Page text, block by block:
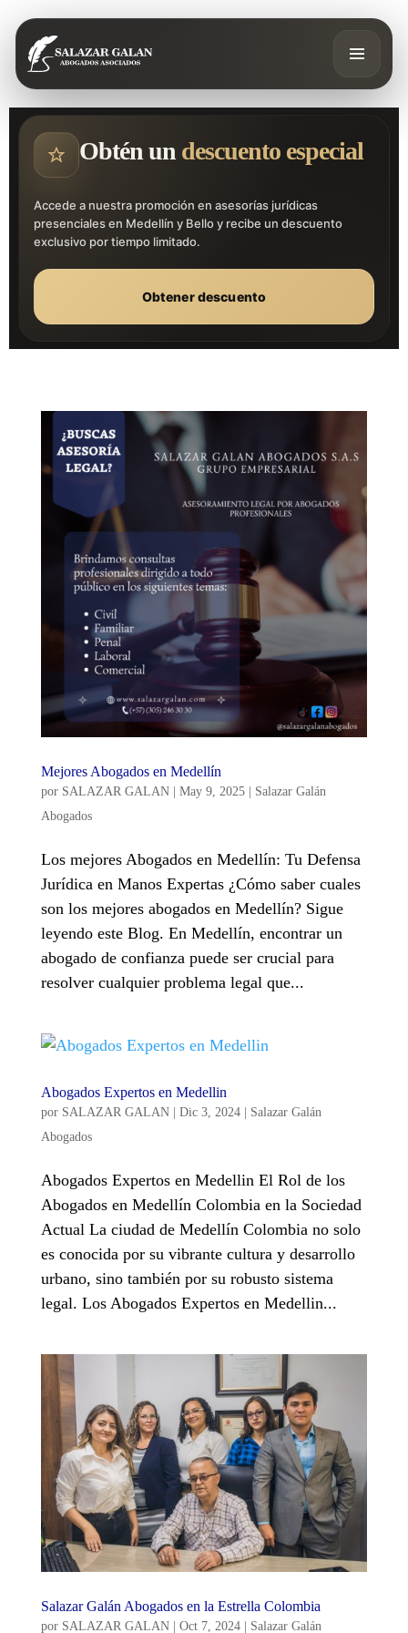
Obtén un descuento especial
Accede a nuestra promoción en asesorías jurídicas
presenciales en Medellín y Bello y recibe un descuento
exclusivo por tiempo limitado.
Obtener descuento
Mejores Abogados en Medellín
por SALAZAR GALAN| May 9, 2025| Salazar Galán
Abogados
Los mejores Abogados en Medellín: Tu Defensa
Jurídica en Manos Expertas ¿Cómo saber cuales
son los mejores abogados en Medellín? Sigue
leyendo este Blog. En Medellín, encontrar un
abogado de confianza puede ser crucial para
resolver cualquier problema legal que...
Abogados Expertos en Medellin
por SALAZAR GALAN| Dic 3, 2024| Salazar Galán
Abogados
Abogados Expertos en Medellin El Rol de los
Abogados en Medellín Colombia en la Sociedad
Actual La ciudad de Medellín Colombia no solo
es conocida por su vibrante cultura y desarrollo
urbano, sino también por su robusto sistema
legal. Los Abogados Expertos en Medellin...
Salazar Galán Abogados en la Estrella Colombia
por SALAZAR GALAN| Oct 7, 2024| Salazar Galán